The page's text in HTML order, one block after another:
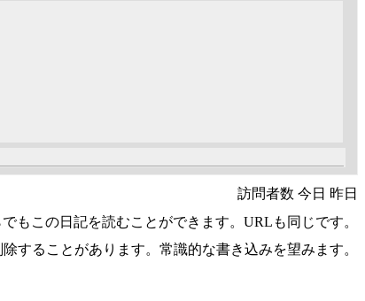
訪問者数 今日 昨日
もこの日記を読むことができます。URLも同じです。
することがあります。常識的な書き込みを望みます。